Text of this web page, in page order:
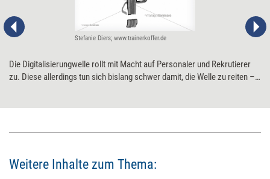
Stefanie Diers; www.trainerkoffer.de
Die Digitalisierungwelle rollt mit Macht auf Personaler und Rekrutierer
zu. Diese allerdings tun sich bislang schwer damit, die Welle zu reiten –
Weitere Inhalte zum Thema: